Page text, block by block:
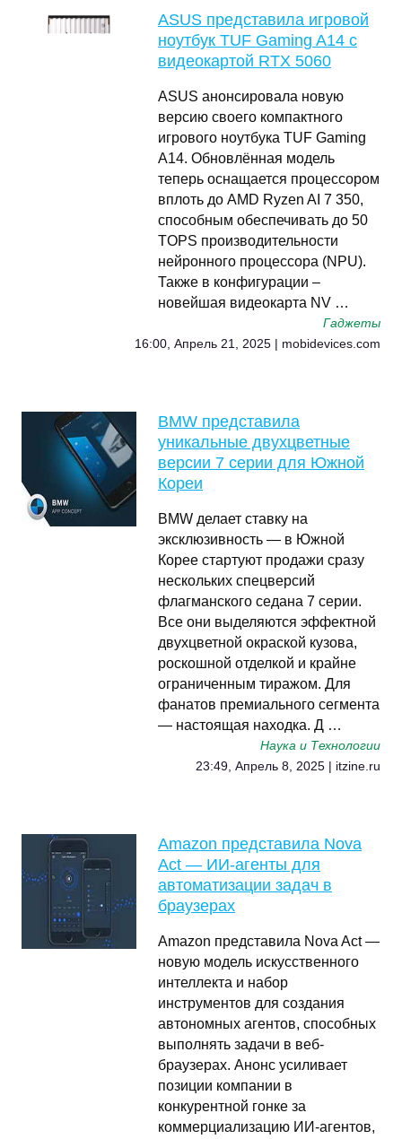
ASUS представила игровой
ноутбук TUF Gaming A14 с
видеокартой RTX 5060
ASUS анонсировала новую
версию своего компактного
игрового ноутбука TUF Gaming
A14. Обновлённая модель
теперь оснащается процессором
вплоть до AMD Ryzen AI 7 350,
способным обеспечивать до 50
TOPS производительности
нейронного процессора (NPU).
Также в конфигурации –
новейшая видеокарта NV …
Гаджеты
16:00, Апрель 21, 2025 | mobidevices.com
BMW представила
уникальные двухцветные
версии 7 серии для Южной
Кореи
BMW делает ставку на
эксклюзивность — в Южной
Корее стартуют продажи сразу
нескольких спецверсий
флагманского седана 7 серии.
Все они выделяются эффектной
двухцветной окраской кузова,
роскошной отделкой и крайне
ограниченным тиражом. Для
фанатов премиального сегмента
— настоящая находка. Д …
Наука и Технологии
23:49, Апрель 8, 2025 | itzine.ru
Amazon представила Nova
Act — ИИ-агенты для
автоматизации задач в
браузерах
Amazon представила Nova Act —
новую модель искусственного
интеллекта и набор
инструментов для создания
автономных агентов, способных
выполнять задачи в веб-
браузерах. Анонс усиливает
позиции компании в
конкурентной гонке за
коммерциализацию ИИ-агентов,